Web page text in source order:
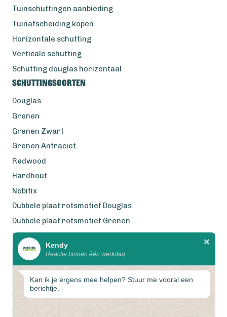
Tuinschuttingen aanbieding
Tuinafscheiding kopen
Horizontale schutting
Verticale schutting
Schutting douglas horizontaal
Schuttingsoorten
Douglas
Grenen
Grenen Zwart
Grenen Antraciet
Redwood
Hardhout
Nobifix
Dubbele plaat rotsmotief Douglas
Dubbele plaat rotsmotief Grenen
Zweeds Rabat Douglas
Wij werken met eerlijke
gecertificeerde houtsoorten
Kendy
Reactie binnen één werkdag
Kan ik je ergens mee helpen? Stuur me vooral een
berichtje.